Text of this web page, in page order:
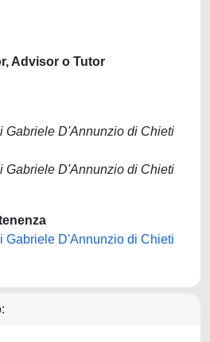
Advisor o Tutor
Gabriele D'Annunzio di Chieti
Gabriele D'Annunzio di Chieti
Gabriele D'Annunzio di Chieti